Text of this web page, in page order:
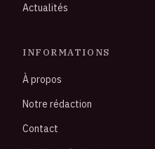
Actualités
INFORMATIONS
À propos
Notre rédaction
Contact